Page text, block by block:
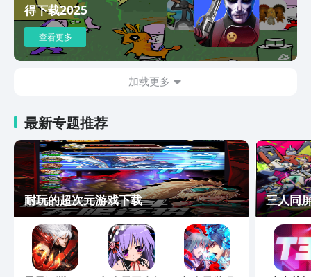
得下载2025
查看更多
加载更多
最新专题推荐
耐玩的超次元游戏下载 三人同